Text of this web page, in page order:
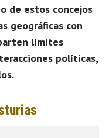
de estos concejos
geográficas con
límites
políticas,